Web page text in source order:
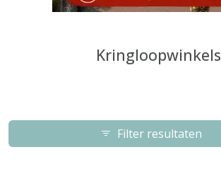
Kringloopwinkels
Filter resultaten